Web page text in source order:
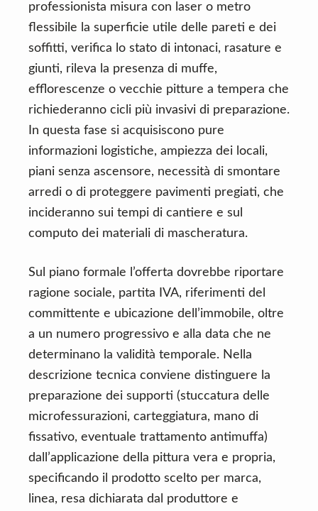
professionista misura con laser o metro
flessibile la superficie utile delle pareti e dei
soffitti, verifica lo stato di intonaci, rasature e
giunti, rileva la presenza di muffe,
efflorescenze o vecchie pitture a tempera che
richiederanno cicli più invasivi di preparazione.
In questa fase si acquisiscono pure
informazioni logistiche, ampiezza dei locali,
piani senza ascensore, necessità di smontare
arredi o di proteggere pavimenti pregiati, che
incideranno sui tempi di cantiere e sul
computo dei materiali di mascheratura.
Sul piano formale l’offerta dovrebbe riportare
ragione sociale, partita IVA, riferimenti del
committente e ubicazione dell’immobile, oltre
a un numero progressivo e alla data che ne
determinano la validità temporale. Nella
descrizione tecnica conviene distinguere la
preparazione dei supporti (stuccatura delle
microfessurazioni, carteggiatura, mano di
fissativo, eventuale trattamento antimuffa)
dall’applicazione della pittura vera e propria,
specificando il prodotto scelto per marca,
linea, resa dichiarata dal produttore e